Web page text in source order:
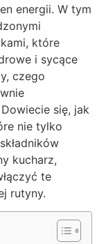
energii. W tym
które
i sycące
czego
się, jak
nie tylko
kucharz,
te
rutyny.